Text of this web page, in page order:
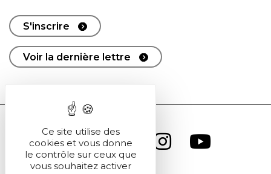
S'inscrire
Voir la dernière lettre
Ce site utilise des
cookies et vous donne
le contrôle sur ceux que
vous souhaitez activer